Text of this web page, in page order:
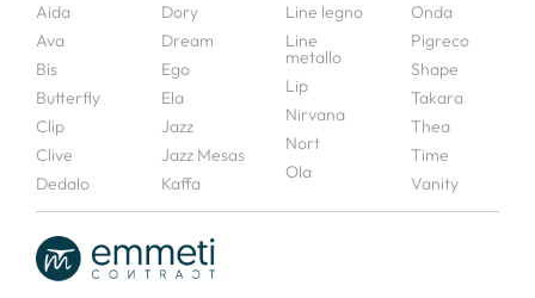
Aida
Ava
Bis
Butterfly
Clip
Clive
Dedalo
Dory
Dream
Ego
Ela
Jazz
Jazz Mesas
Kaffa
Line legno
Line
metallo
Lip
Nirvana
Nort
Ola
Onda
Pigreco
Shape
Takara
Thea
Time
Vanity